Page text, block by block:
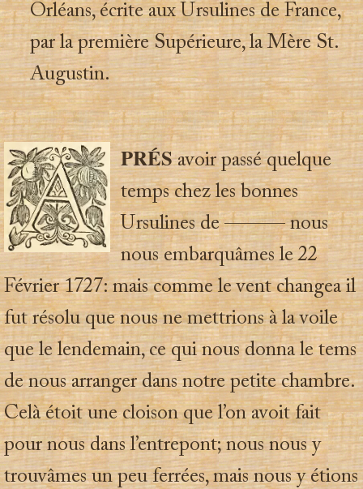
Orléans, écrite aux Ursulines de France,
par la première Supérieure, la Mère St.
Augustin.
PRÉSavoir passé quelque
temps chez les bonnes
Ursulines de ——— nous
nous embarquâmes le 22
Février 1727: mais comme le vent changea il
fut résolu que nous ne mettrions à la voile
que le lendemain, ce qui nous donna le tems
de nous arranger dans notre petite chambre.
Celà étoit une cloison que l’on avoit fait
pour nous dans l’entrepont; nous nous y
trouvâmes un peu ferrées, mais nous y étions